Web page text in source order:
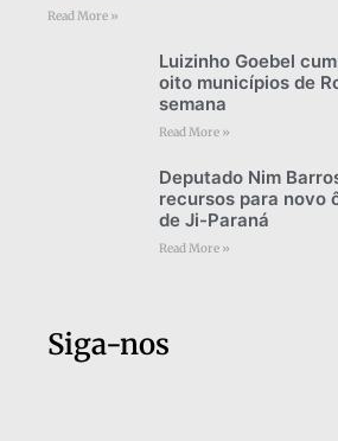
Read More »
Luizinho Goebel
oito municípios de
semana
Read More »
Deputado Nim
recursos para novo
de Ji-Paraná
Read More »
Siga-nos